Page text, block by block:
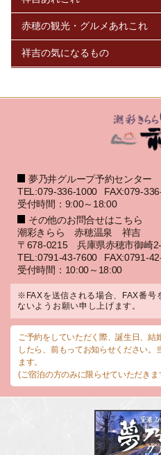
夢乃井グループ予約センター
TEL:079-336-1000
FAX:079-
受付時間：9:00～18:00
その他のお問合せはこちら
潮彩きらら 赤穂温泉 祥吉
〒678-0215 兵庫県赤穂市御崎
TEL:0791-43-7600
FAX:0791-
受付時間：10:00～18:00
※FAXを送信される場合、FAX番号
ないようお願い申し上げます。
ご予約をしていただく際、誕生日、結
したら、前もってお知らせください。
ます。
(ご宿泊の方のみに限らせていただきま